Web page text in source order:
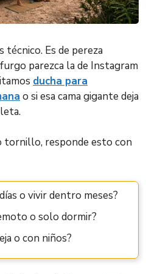
Es de pereza
parezca la de Instagram
ducha para
o si esa cama gigante deja
tornillo, responde esto con
o vivir dentro meses?
o solo dormir?
o con niños?